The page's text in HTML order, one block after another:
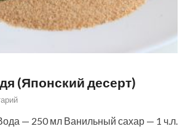
(Японский десерт)
— 250 мл Ванильный сахар — 1 ч.л.